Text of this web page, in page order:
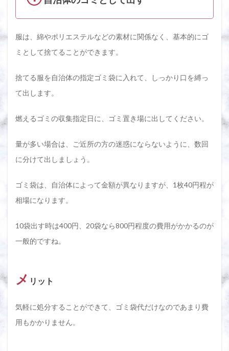
服は、綿やポリエステルなどの素材に関係なく、基本的にゴ
ミとして捨てることができます。
捨てる服を自治体の指定ゴミ袋に入れて、しっかり口を縛っ
て出します。
燃えるゴミの収集指定日に、ゴミ置き場に出してください。
量が多い場合は、ご近所の方の迷惑にならないように、数回
に分けて出しましょう。
ゴミ袋は、自治体によって金額が異なりますが、1枚40円程が
相場になります。
10袋出す時は400円、20袋なら800円程度の費用がかかるのが
一般的ですね。
メ リット
気軽に処分することができて、ゴミ袋代だけなのであまり費
用もかかりません。